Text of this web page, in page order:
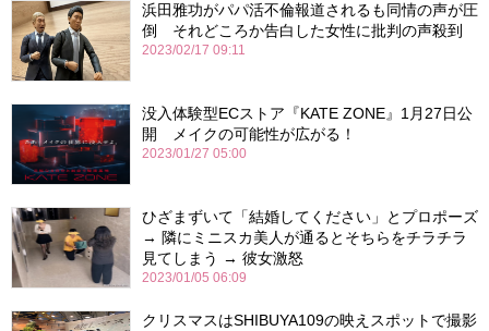
浜田雅功がパパ活不倫報道されるも同情の声が圧
倒 それどころか告白した女性に批判の声殺到
2023/02/17 09:11
没入体験型ECストア『KATE ZONE』1月27日公
開 メイクの可能性が広がる！
2023/01/27 05:00
ひざまずいて「結婚してください」とプロポーズ
→ 隣にミニスカ美人が通るとそちらをチラチラ
見てしまう → 彼女激怒
2023/01/05 06:09
クリスマスはSHIBUYA109の映えスポットで撮影